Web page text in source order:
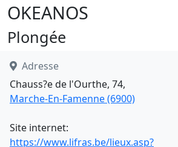
OKEANOS
Plongée
Adresse
Chauss?e de l'Ourthe, 74,
Marche-En-Famenne (6900)
Site internet:
https://www.lifras.be/lieux.asp?